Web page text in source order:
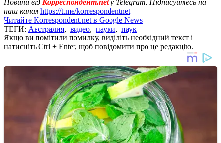
Новини від Корреспондент.net у Telegram. Підписуйтесь на
наш канал https://t.me/korrespondentnet
Читайте Korrespondent.net в Google News
ТЕГИ: Австралия, видео, пауки, паук
Якщо ви помітили помилку, виділіть необхідний текст і
натисніть Ctrl + Enter, щоб повідомити про це редакцію.